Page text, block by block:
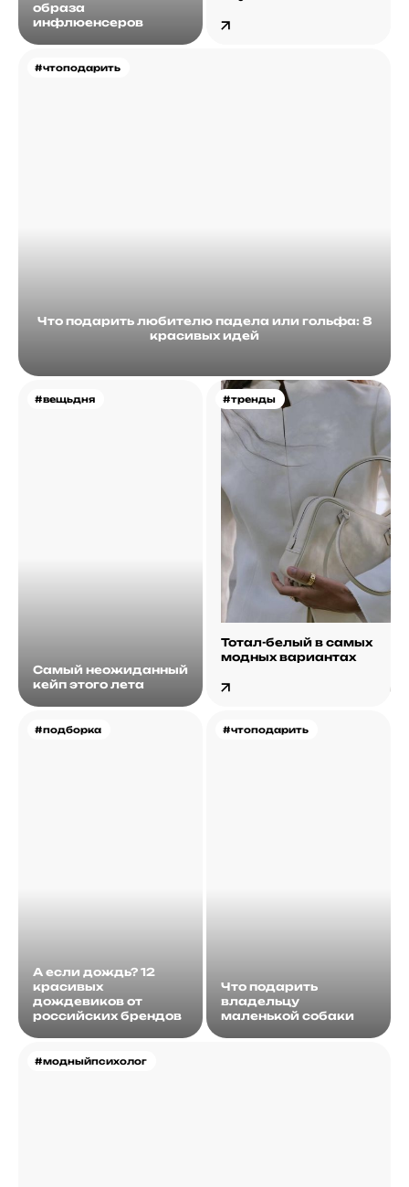
образа
инфлюенсеров
#чтоподарить
Что подарить любителю падела или гольфа: 8
красивых идей
#вещьдня
Самый неожиданный
кейп этого лета
#тренды
Тотал-белый в самых
модных вариантах
#подборка
А если дождь? 12
красивых
дождевиков от
российских брендов
#модныйпсихолог
#чтоподарить
Что подарить
владельцу
маленькой собаки